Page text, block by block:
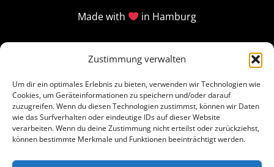
Zustimmung verwalten
Um dir ein optimales Erlebnis zu bieten, verwenden wir Technologien wie
Cookies, um Geräteinformationen zu speichern und/oder darauf
zuzugreifen. Wenn du diesen Technologien zustimmst, können wir Daten
wie das Surfverhalten oder eindeutige IDs auf dieser Website
verarbeiten. Wenn du deine Zustimmung nicht erteilst oder zurückziehst,
können bestimmte Merkmale und Funktionen beeinträchtigt werden.
Made with in Hamburg